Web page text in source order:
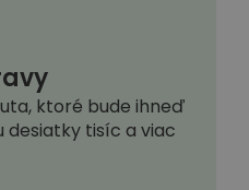
ktoré bude ihneď
tisíc a viac